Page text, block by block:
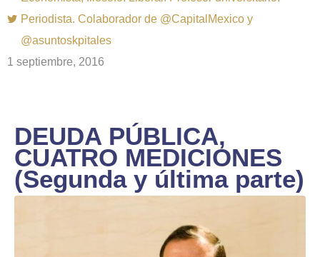
Periodista. Colaborador de @CapitalMexico y
@asuntoskpitales
1 septiembre, 2016
DEUDA PÚBLICA,
CUATRO MEDICIONES
(Segunda y última parte)